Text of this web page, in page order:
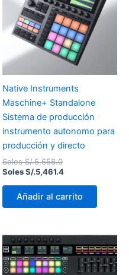
Native Instruments
Maschine+ Standalone
Sistema de producción
instrumento autonomo para
producción y directo
Soles S/.5,658.0
Soles
S/.5,658.0.
Soles S/.5,461.4
Soles
S/.5,461.4.
Añadir al carrito